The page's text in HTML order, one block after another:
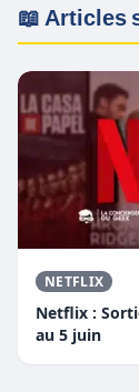
📖 Articles
NETFLIX
Netflix :
au 5 juin